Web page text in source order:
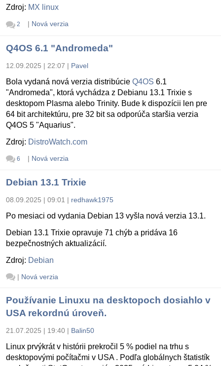
Zdroj: MX linux
2 | Nová verzia
Q4OS 6.1 "Andromeda"
12.09.2025 | 22:07 | Pavel
Bola vydaná nová verzia distribúcie Q4OS 6.1
"Andromeda", ktorá vychádza z Debianu 13.1 Trixie s
desktopom Plasma alebo Trinity. Bude k dispozícii len pre
64 bit architektúru, pre 32 bit sa odporúča staršia verzia
Q4OS 5 "Aquarius".
Zdroj: DistroWatch.com
6 | Nová verzia
Debian 13.1 Trixie
08.09.2025 | 09:01 | redhawk1975
Po mesiaci od vydania Debian 13 vyšla nová verzia 13.1.
Debian 13.1 Trixie opravuje 71 chýb a pridáva 16
bezpečnostných aktualizácií.
Zdroj: Debian
| Nová verzia
Používanie Linuxu na desktopoch dosiahlo v
USA rekordnú úroveň.
21.07.2025 | 19:40 | Balin50
Linux prvýkrát v histórii prekročil 5 % podiel na trhu s
desktopovými počítačmi v USA . Podľa globálnych štatistík